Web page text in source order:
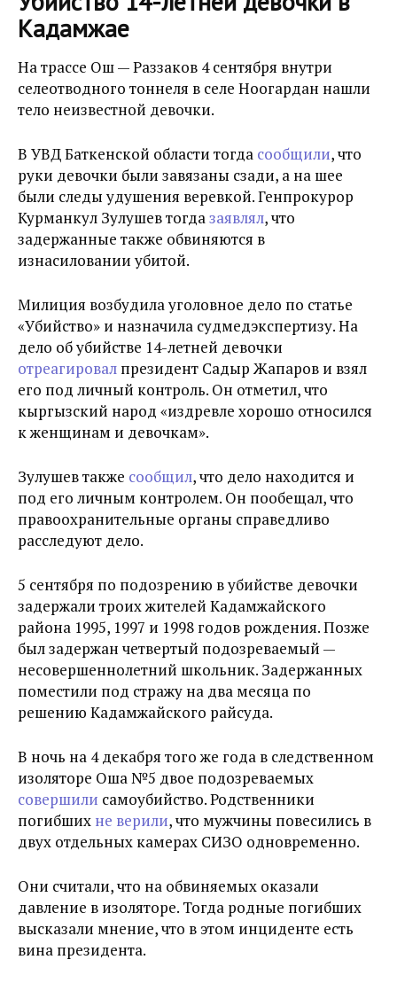
Кадамжае
На трассе Ош — Раззаков 4 сентября внутри
селеотводного тоннеля в селе Ноогардан нашли
тело неизвестной девочки.
В УВД Баткенской области тогда сообщили, что
руки девочки были завязаны сзади, а на шее
были следы удушения веревкой. Генпрокурор
Курманкул Зулушев тогдазаявлял, что
задержанные также обвиняются в
изнасиловании убитой.
Милиция возбудила уголовное дело по статье
«Убийство» и назначила судмедэкспертизу. На
дело об убийстве 14-летней девочки
отреагировал президент Садыр Жапаров и взял
его под личный контроль. Он отметил, что
кыргызский народ «издревле хорошо относился
к женщинам и девочкам».
Зулушев также сообщил, что дело находится и
под его личным контролем. Он пообещал, что
правоохранительные органы справедливо
расследуют дело.
5 сентября по подозрению в убийстве девочки
задержали троих жителей Кадамжайского
района 1995, 1997 и 1998 годов рождения. Позже
был задержан четвертый подозреваемый —
несовершеннолетний школьник. Задержанных
поместили под стражу на два месяца по
решению Кадамжайского райсуда.
В ночь на 4 декабря того же года в следственном
изоляторе Оша№5 двое подозреваемых
совершили самоубийство. Родственники
погибших не верили, что мужчины повесились в
двух отдельных камерах СИЗО одновременно.
Они считали, что на обвиняемых оказали
давление в изоляторе. Тогда родные погибших
высказали мнение, что в этом инциденте есть
вина президента.